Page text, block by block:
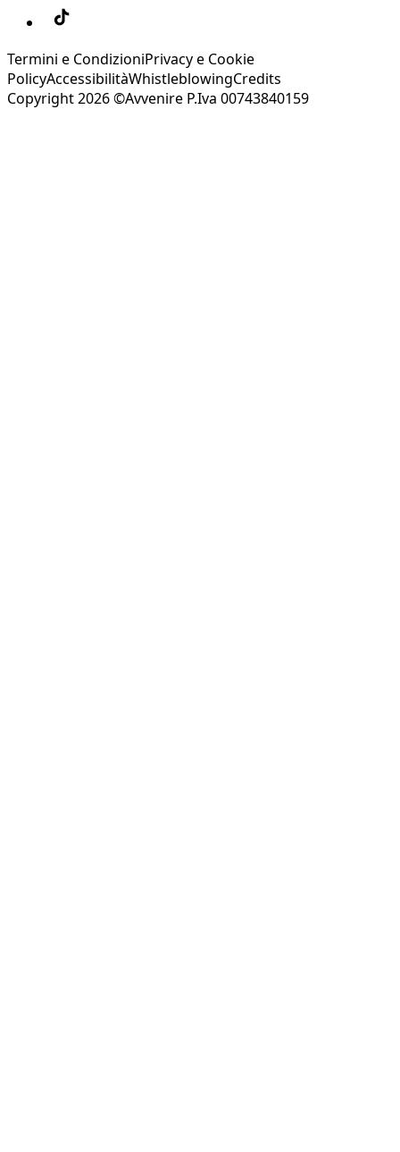
Termini e CondizioniPrivacy e Cookie
PolicyAccessibilitàWhistleblowingCredits
Copyright 2026 ©Avvenire P.Iva 00743840159